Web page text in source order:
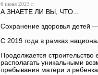
6 июня 2023 г.
А ЗНАЕТЕ ЛИ ВЫ, ЧТО...
Сохранение здоровья детей —
С 2019 года в рамках
Продолжается
располагать уникальными
пребывания матери и ребенка.